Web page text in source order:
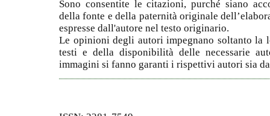
Sono consentite le citazioni, purché siano
della fonte e della paternità originale
espresse dall'autore nel testo originario.
Le opinioni degli autori impegnano soltanto la
testi e della disponibilità delle necessarie
immagini si fanno garanti i rispettivi autori sia